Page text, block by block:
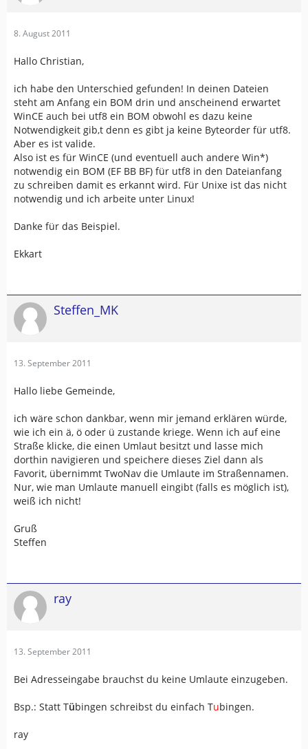
8. August 2011
Hallo Christian,
ich habe den Unterschied gefunden! In deinen Dateien
steht am Anfang ein BOM drin und anscheinend erwartet
WinCE auch bei utf8 ein BOM obwohl es dazu keine
Notwendigkeit gib,t denn es gibt ja keine Byteorder für utf8.
Aber es ist valide.
Also ist es für WinCE (und eventuell auch andere Win*)
notwendig ein BOM (EF BB BF) für utf8 in den Dateianfang
zu schreiben damit es erkannt wird. Für Unixe ist das nicht
notwendig und ich arbeite unter Linux!
Danke für das Beispiel.
Ekkart
Steffen_MK
13. September 2011
Hallo liebe Gemeinde,
ich wäre schon dankbar, wenn mir jemand erklären würde,
wie ich ein ä, ö oder ü zustande kriege. Wenn ich auf eine
Straße klicke, die einen Umlaut besitzt und lasse mich
dorthin navigieren und speichere dieses Ziel dann als
Favorit, übernimmt TwoNav die Umlaute im Straßennamen.
Nur, wie man Umlaute manuell eingibt (falls es möglich ist),
weiß ich nicht!
Gruß
Steffen
ray
13. September 2011
Bei Adresseingabe brauchst du keine Umlaute einzugeben.
Bsp.: Statt Tübingen schreibst du einfach Tubingen.
ray